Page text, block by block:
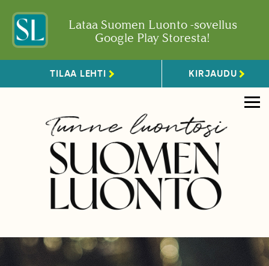
Lataa Suomen Luonto -sovellus
Google Play Storesta!
TILAA LEHTI KIRJAUDU